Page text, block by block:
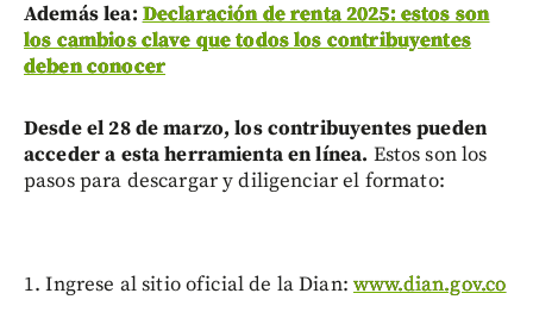
Además lea: Declaración de renta 2025: estos son
los cambios clave que todos los contribuyentes
deben conocer
Desde el 28 de marzo, los contribuyentes pueden
acceder a esta herramienta en línea. Estos son los
pasos para descargar y diligenciar el formato:
1. Ingrese al sitio oficial de la Dian: www.dian.gov.co